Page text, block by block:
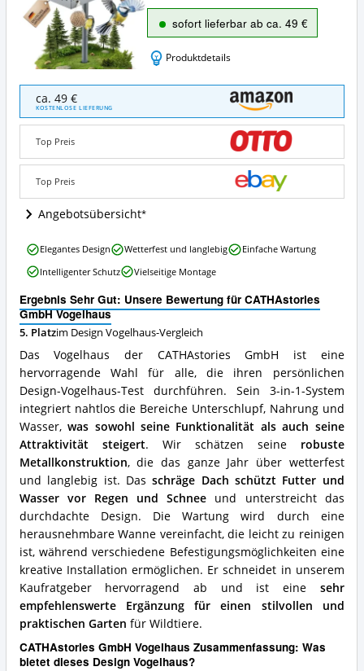
sofort lieferbar ab ca. 49 €
Produktdetails
CATHAstories
GmbH
Vogelhaus
Angebote:
ist
dieses
Design
Vogelhaus
erhältlich?
ca. 49 €
KOSTENLOSE LIEFERUNG
Top Preis
Top Preis
Angebotsübersicht
Ergebnis Sehr Gut: Unsere Bewertung für CATHAstories
GmbH Vogelhaus
5. Platzim Design Vogelhaus-Vergleich
Das Vogelhaus der CATHAstories GmbH ist eine
hervorragende Wahl für alle, die ihren persönlichen
Design-Vogelhaus-Test durchführen. Sein 3-in-1-System
integriert nahtlos die Bereiche Unterschlupf, Nahrung und
Wasser,was sowohl seine Funktionalität als auch seine
Attraktivität steigert. Wir schätzen seine robuste
Metallkonstruktion, die das ganze Jahr über wetterfest
und langlebig ist. Dasschräge Dach schützt Futter und
Wasser vor Regen und Schnee und unterstreicht das
durchdachte Design. Die Wartung wird durch eine
herausnehmbare Wanne vereinfacht, die leicht zu reinigen
ist, während verschiedene Befestigungsmöglichkeiten eine
kreative Installation ermöglichen. Er schneidet in unserem
Kaufratgeber hervorragend ab und ist eine sehr
empfehlenswerte Ergänzung für einen stilvollen und
praktischen Garten für Wildtiere.
CATHAstories GmbH Vogelhaus Zusammenfassung: Was
bietet dieses Design Vogelhaus?
CATHAstories
GmbH
Vogelhaus
Was
spricht
für
dieses
Design
Vogelhaus?
Elegantes Design Wetterfest und langlebig
Einfache Wartung
Intelligenter Schutz
Vielseitige Montage